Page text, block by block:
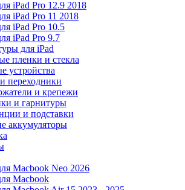
iPad Pro 12.9 2018
iPad Pro 11 2018
iPad Pro 10.5
iPad Pro 9.7
для iPad
пленки и стекла
устройства
переходники
и крепежи
и гарнитуры
и подставки
аккумуляторы
Macbook Neo 2026
Macbook